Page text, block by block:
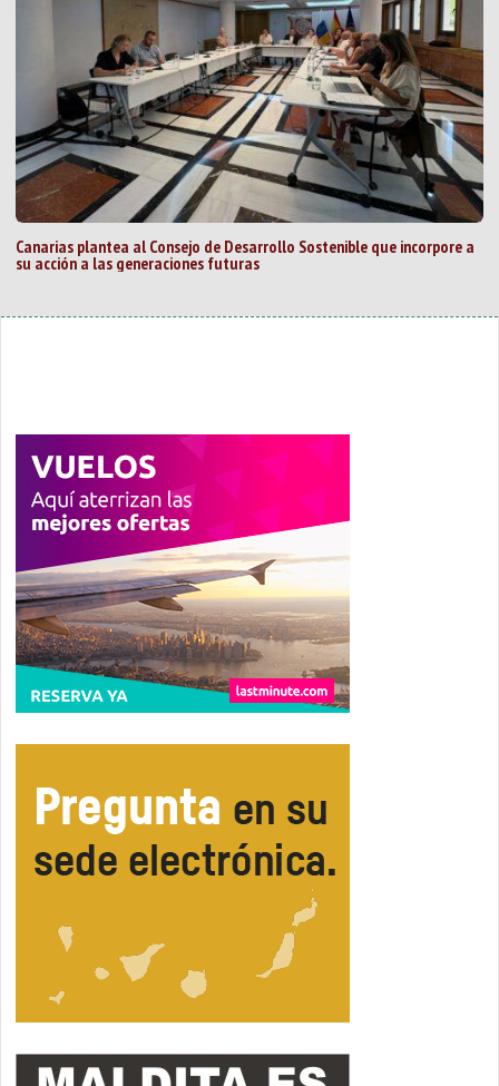
Canarias plantea al Consejo de Desarrollo Sostenible que incorpore a
su acción a las generaciones futuras